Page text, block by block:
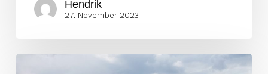
Hendrik
27. November 2023